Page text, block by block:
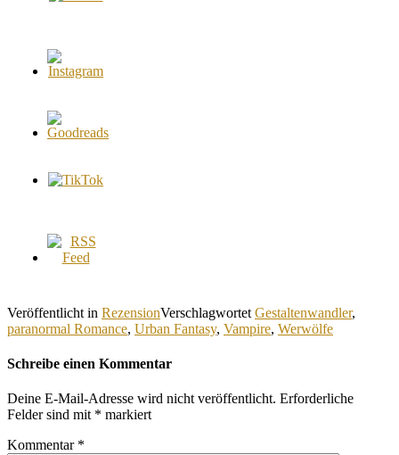
Veröffentlicht in RezensionVerschlagwortet Gestaltenwandler,
paranormal Romance, Urban Fantasy, Vampire, Werwölfe
Schreibe einen Kommentar
Deine E-Mail-Adresse wird nicht veröffentlicht. Erforderliche
Felder sind mit * markiert
Kommentar *